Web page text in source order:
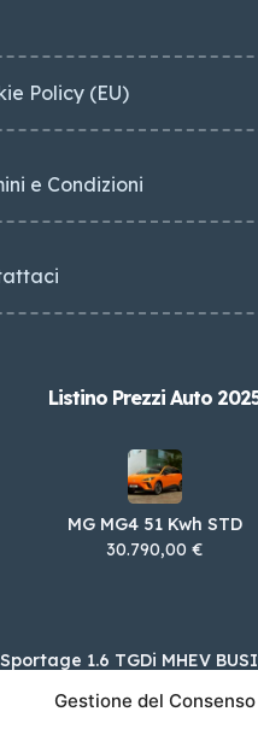
Gestione del Consenso
Policy (EU)
e Condizioni
Listino Prezzi Auto
MG MG4 51 Kwh STD
30.790,00 €
1.6 TGDi MHEV
DCT
34.400,00 €